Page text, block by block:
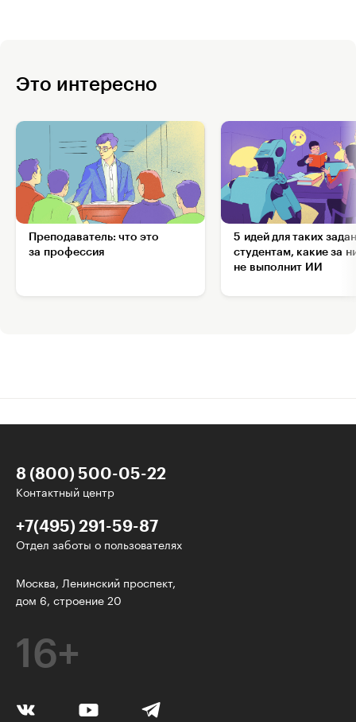
Это интересно
Преподаватель: что это
за профессия
5 идей для таких
студентам, какие за
не выполнит ИИ
8 (800) 500-05-22
Контактный центр
+7(495) 291-59-87
Отдел заботы о пользователях
Москва, Ленинский проспект,
дом 6, строение 20
16+
Интересное - на почту!
Выберите тему рассылки
Дизайн
Программирование